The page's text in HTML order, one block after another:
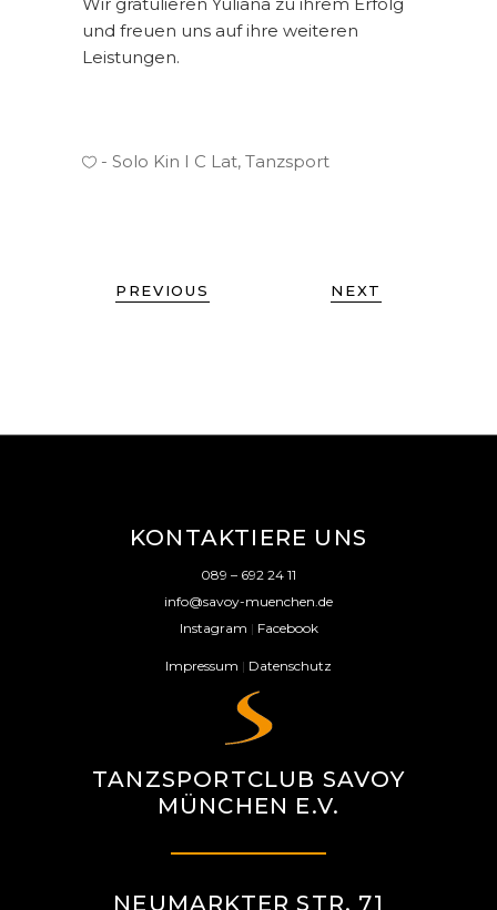
und freuen uns auf ihre weiteren
Leistungen.
Solo Kin I C Lat, Tanzsport
PREVIOUS NEXT
KONTAKTIERE UNS
089 – 692 24 11
info@savoy-muenchen.de
Instagram | Facebook
Impressum | Datenschutz
TANZSPORTCLUB SAVOY
MÜNCHEN E.V.
NEUMARKTER STR. 71